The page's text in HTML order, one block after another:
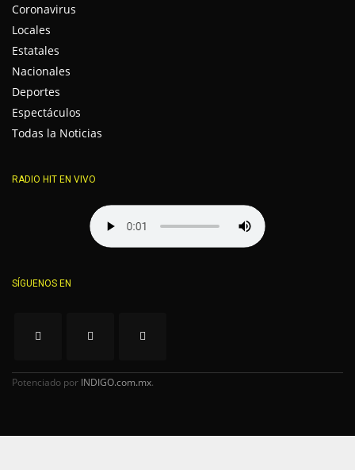
Coronavirus
Locales
Estatales
Nacionales
Deportes
Espectáculos
Todas la Noticias
RADIO HIT EN VIVO
SÍGUENOS EN
Potenciado por INDIGO.com.mx.